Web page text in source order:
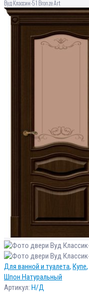
Вуд Классик-51 Bronze Art
Для ванной и туалета, Купе,
Шпон Натуральный
Артикул: Н/Д